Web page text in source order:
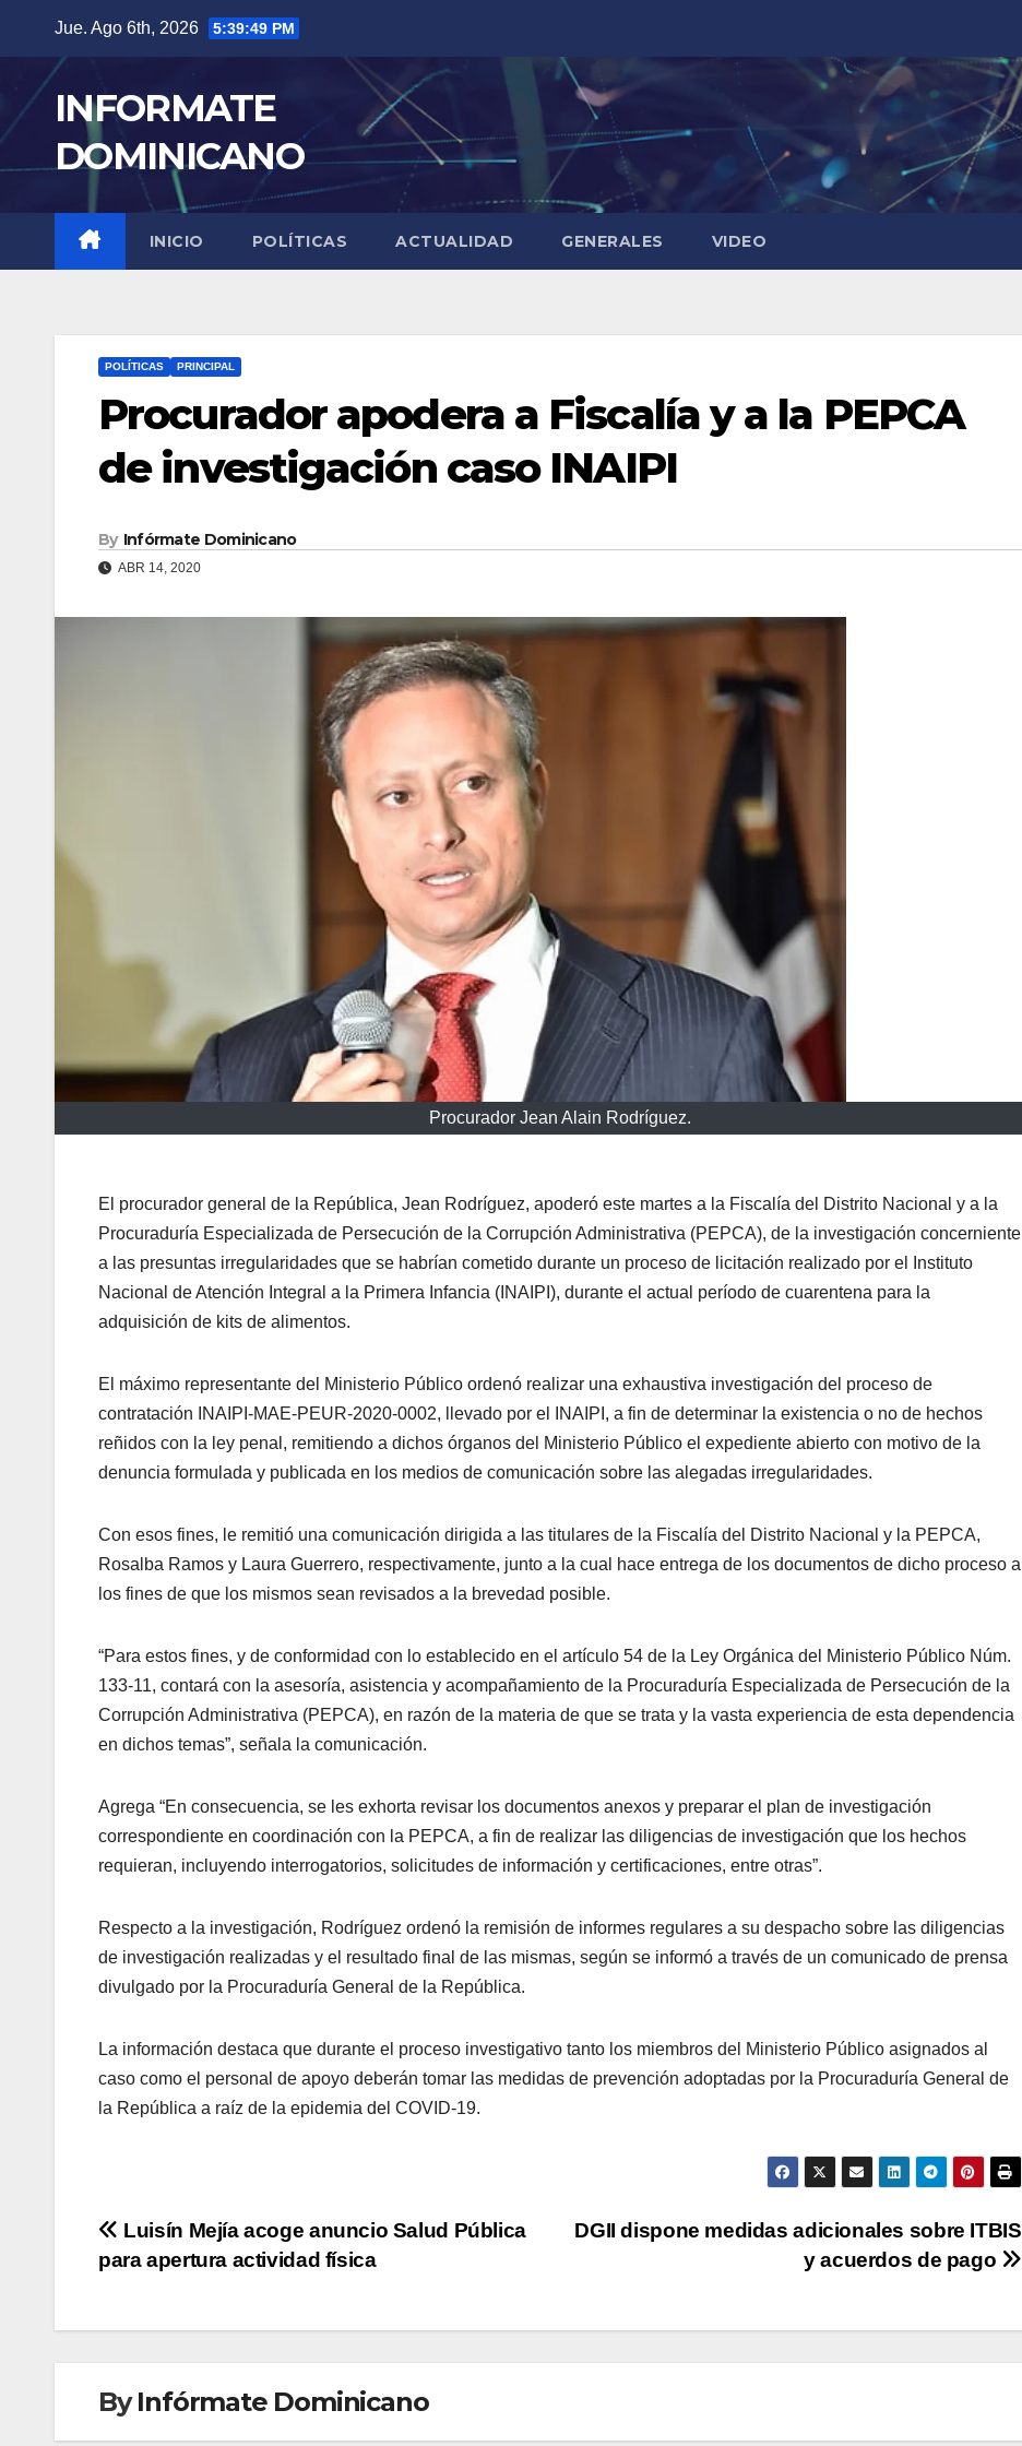
content
Jue. Ago 6th, 2026 5:39:49 PM
INFORMATE
DOMINICANO
INICIO POLÍTICAS ACTUALIDAD GENERALES VIDEO
POLÍTICAS PRINCIPAL
Procurador apodera a Fiscalía y a la PEPCA
de investigación caso INAIPI
By Infórmate Dominicano
ABR 14, 2020
Procurador Jean Alain Rodríguez.
El procurador general de la República, Jean Rodríguez, apoderó este martes a la Fiscalía del Distrito Nacional y a la
Procuraduría Especializada de Persecución de la Corrupción Administrativa (PEPCA), de la investigación concerniente
a las presuntas irregularidades que se habrían cometido durante un proceso de licitación realizado por el Instituto
Nacional de Atención Integral a la Primera Infancia (INAIPI), durante el actual período de cuarentena para la
adquisición de kits de alimentos.
El máximo representante del Ministerio Público ordenó realizar una exhaustiva investigación del proceso de
contratación INAIPI-MAE-PEUR-2020-0002, llevado por el INAIPI, a fin de determinar la existencia o no de hechos
reñidos con la ley penal, remitiendo a dichos órganos del Ministerio Público el expediente abierto con motivo de la
denuncia formulada y publicada en los medios de comunicación sobre las alegadas irregularidades.
Con esos fines, le remitió una comunicación dirigida a las titulares de la Fiscalía del Distrito Nacional y la PEPCA,
Rosalba Ramos y Laura Guerrero, respectivamente, junto a la cual hace entrega de los documentos de dicho proceso a
los fines de que los mismos sean revisados a la brevedad posible.
“Para estos fines, y de conformidad con lo establecido en el artículo 54 de la Ley Orgánica del Ministerio Público Núm.
133-11, contará con la asesoría, asistencia y acompañamiento de la Procuraduría Especializada de Persecución de la
Corrupción Administrativa (PEPCA), en razón de la materia de que se trata y la vasta experiencia de esta dependencia
en dichos temas”, señala la comunicación.
Agrega “En consecuencia, se les exhorta revisar los documentos anexos y preparar el plan de investigación
correspondiente en coordinación con la PEPCA, a fin de realizar las diligencias de investigación que los hechos
requieran, incluyendo interrogatorios, solicitudes de información y certificaciones, entre otras”.
Respecto a la investigación, Rodríguez ordenó la remisión de informes regulares a su despacho sobre las diligencias
de investigación realizadas y el resultado final de las mismas, según se informó a través de un comunicado de prensa
divulgado por la Procuraduría General de la República.
La información destaca que durante el proceso investigativo tanto los miembros del Ministerio Público asignados al
caso como el personal de apoyo deberán tomar las medidas de prevención adoptadas por la Procuraduría General de
la República a raíz de la epidemia del COVID-19.
Navegación
de
entradas
DGII dispone medidas adicionales sobre ITBIS
y acuerdos de pago
Luisín Mejía acoge anuncio Salud Pública
para apertura actividad física
ByInfórmate Dominicano